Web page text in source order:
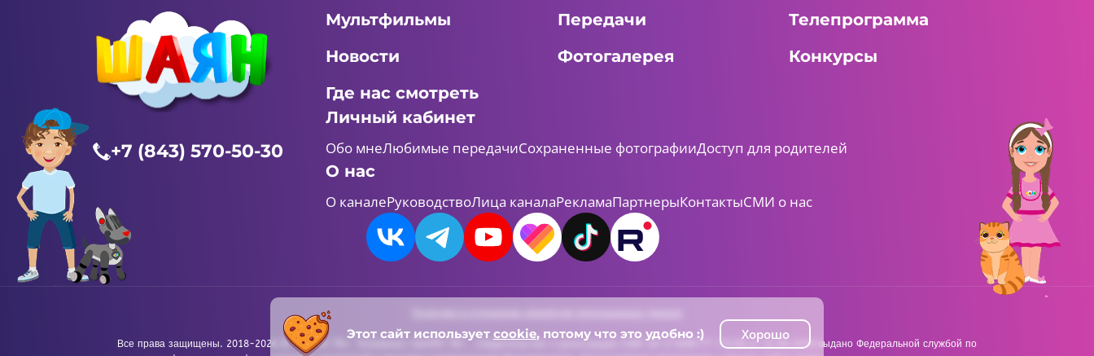
+7 (843) 570-50-30
Мультфильмы Передачи
Телепрограмма
Новости
Фотогалерея
Конкурсы
Где нас смотреть
Личный кабинет
Обо мнеЛюбимые передачиСохраненные фотографииДоступ для родителей
О нас
О каналеРуководствоЛица каналаРекламаПартнерыКонтактыСМИ о нас
Все права защищены. 2018-2026 © «ШАЯН ТВ». Телеканал «ШАЯН ТВ» , Свидетельство о регистрации СМИ Эл-Л №ФС77-73138 от 22.06.2018 выдано Федеральной службой по
Этот сайт использует cookie, потому что это удобно :) Хорошо